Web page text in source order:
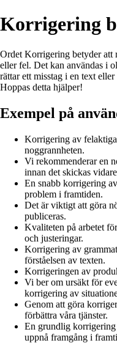
Korrigering
Ordet Korrigering betyder att
eller fel. Det kan användas i
rättar ett misstag i en text
Hoppas detta hjälper!
Exempel på
Korrigering av
noggrannheten.
Vi rekommenderar en
innan det skickas
En snabb korrigering
problem i framtiden.
Det är viktigt att göra
publiceras.
Kvaliteten på arbetet
och justeringar.
Korrigering av
förståelsen av texten.
Korrigeringen av
Vi ber om ursäkt för
korrigering av
Genom att göra
förbättra våra tjänster.
En grundlig
uppnå framgång i